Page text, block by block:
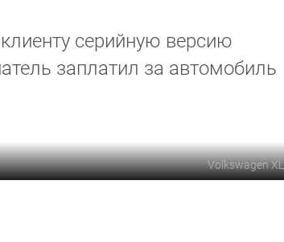
серийную версию
заплатил за автомобиль
Volkswagen